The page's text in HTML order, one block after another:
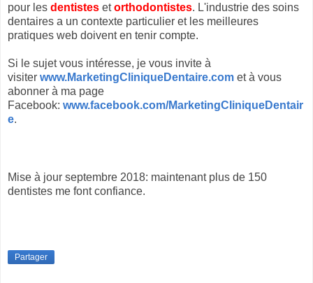
pour les dentistes etorthodontistes. L'industrie des soins
dentaires a un contexte particulier et les meilleures
pratiques web doivent en tenir compte.
Si le sujet vous intéresse, je vous invite à
visiter www.MarketingCliniqueDentaire.com et à vous
abonner à ma page
Facebook: www.facebook.com/MarketingCliniqueDentair
e.
Mise à jour septembre 2018: maintenant plus de 150
dentistes me font confiance.
Partager